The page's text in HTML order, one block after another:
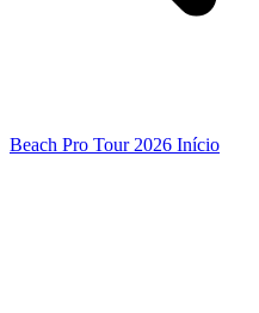
Beach Pro Tour 2026 Início